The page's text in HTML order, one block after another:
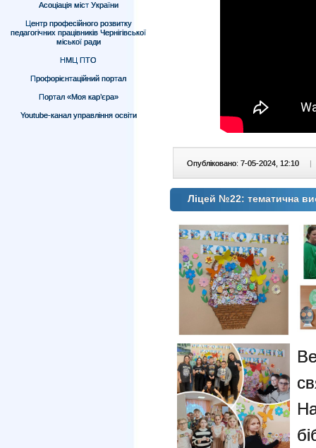
Асоціація міст України
Центр професійного розвитку
педагогічних працівників Чернігівської
міської ради
НМЦ ПТО
Профорієнтаційний портал
Портал «Моя кар’єра»
Youtube-канал управління освіти
Опубліковано: 7-05-2024, 12:10 |
Ліцей №22: тематична